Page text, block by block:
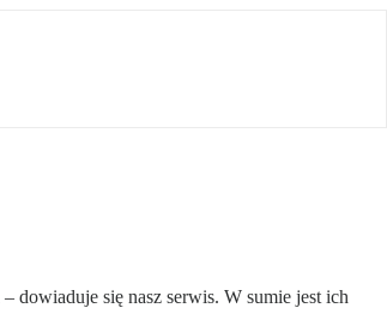
dowiaduje się nasz serwis. W sumie jest ich